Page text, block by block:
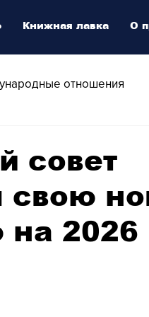
отношения
Swiss Афиша
совет
свою
2026
Книжная лавка О